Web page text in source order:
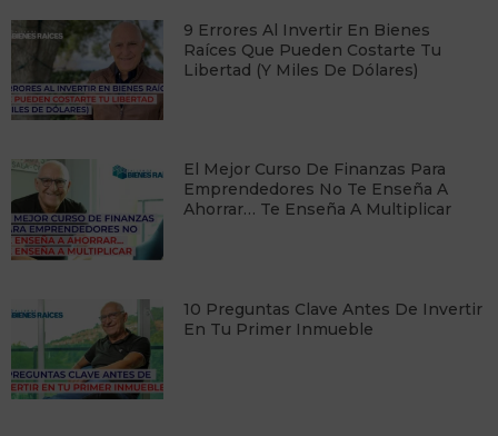
9 Errores Al Invertir En Bienes
Raíces Que Pueden Costarte Tu
Libertad (y Miles De Dólares)
​El Mejor Curso De Finanzas Para
Emprendedores No Te Enseña A
Ahorrar… Te Enseña A Multiplicar
10 Preguntas Clave Antes De Invertir
En Tu Primer Inmueble